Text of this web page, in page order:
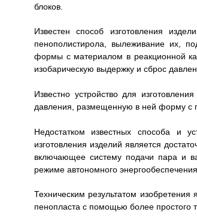
блоков.
Известен способ изготовления
пенополистирола, вылеживание их,
формы с материалом в реакционной
изобарическую выдержку и сброс
Известно устройство для
давления, размещенную в ней форму с
Недостатком известных способа и
изготовления изделий является
включающее систему подачи пара и
режиме автономного
Техническим результатом
пенопласта с помощью более простого